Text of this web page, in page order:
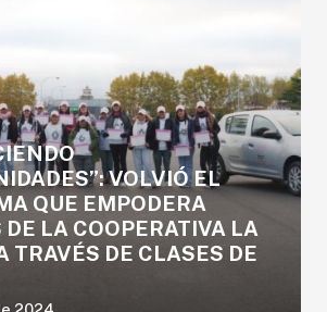
VOLVIÓ EL
QUE EMPODERA
DE LA COOPERATIVA LA
TRAVÉS DE CLASES DE